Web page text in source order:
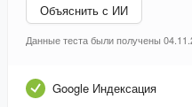
Объяснить с ИИ
Данные теста были получены
Google Индексация